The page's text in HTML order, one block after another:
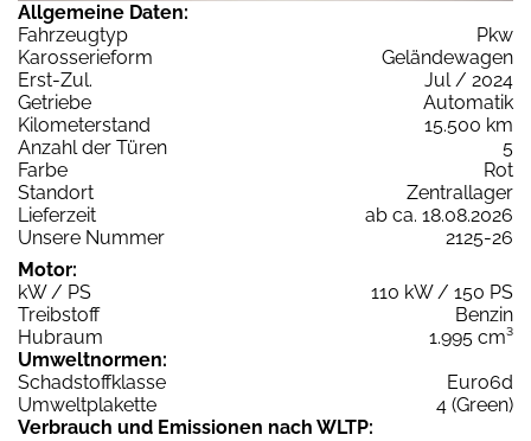
Allgemeine Daten:
Fahrzeugtyp
Pkw
Karosserieform
Geländewagen
Erst-Zul.
Jul / 2024
Getriebe
Automatik
Kilometerstand
15.500 km
Anzahl der Türen
5
Farbe
Rot
Standort
Zentrallager
Lieferzeit
ab ca. 18.08.2026
Unsere Nummer
2125-26
Motor:
kW / PS
110 kW / 150 PS
Treibstoff
Benzin
Hubraum
1.995 cm³
Umweltnormen:
Schadstoffklasse
Euro6d
Umweltplakette
4 (Green)
Verbrauch und Emissionen nach WLTP: